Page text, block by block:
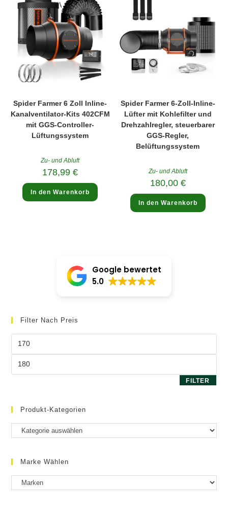
Spider Farmer 6 Zoll Inline-
Kanalventilator-Kits 402CFM
mit GGS-Controller-
Lüftungssystem
Zu- und Abluft
178,99€
In den Warenkorb
Spider Farmer 6-Zoll-Inline-
Lüfter mit Kohlefilter und
Drehzahlregler, steuerbarer
GGS-Regler,
Belüftungssystem
Zu- und Abluft
180,00 €
In den Warenkorb
Google bewertet
5.0
Filter Nach Preis
FILTER
Produkt-Kategorien
Marke Wählen